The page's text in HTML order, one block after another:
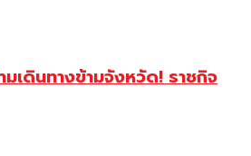
มเดินทางข้ามจังหวัด! ราชกิจ